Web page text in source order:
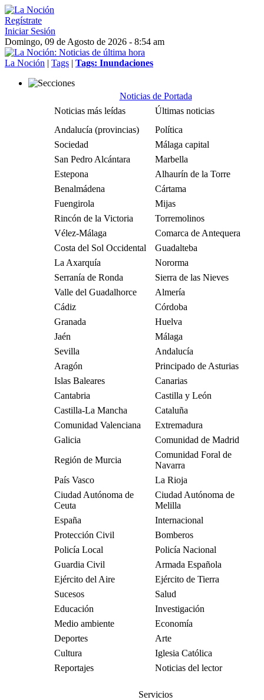
Regístrate
Iniciar Sesión
Domingo, 09 de Agosto de 2026 - 8:54 am
La Noción | Tags | Tags: Inundaciones
Noticias de Portada
Noticias más leídas
Últimas noticias
Andalucía (provincias)
Política
Sociedad
Málaga capital
San Pedro Alcántara
Marbella
Estepona
Alhaurín de la Torre
Benalmádena
Cártama
Fuengirola
Mijas
Rincón de la Victoria
Torremolinos
Vélez-Málaga
Comarca de Antequera
Costa del Sol Occidental
Guadalteba
La Axarquía
Nororma
Serranía de Ronda
Sierra de las Nieves
Valle del Guadalhorce
Almería
Cádiz
Córdoba
Granada
Huelva
Jaén
Málaga
Sevilla
Andalucía
Aragón
Principado de Asturias
Islas Baleares
Canarias
Cantabria
Castilla y León
Castilla-La Mancha
Cataluña
Comunidad Valenciana
Extremadura
Galicia
Comunidad de Madrid
Región de Murcia
Comunidad Foral de
Navarra
País Vasco
La Rioja
Ciudad Autónoma de
Ceuta
Ciudad Autónoma de
Melilla
España
Internacional
Protección Civil
Bomberos
Policía Local
Policía Nacional
Guardia Civil
Armada Española
Ejército del Aire
Ejército de Tierra
Sucesos
Salud
Educación
Investigación
Medio ambiente
Economía
Deportes
Arte
Cultura
Iglesia Católica
Reportajes
Noticias del lector
Servicios